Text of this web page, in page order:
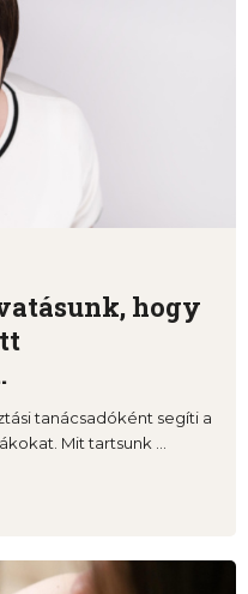
hogy
tanácsadóként segíti a
Mit tartsunk ...